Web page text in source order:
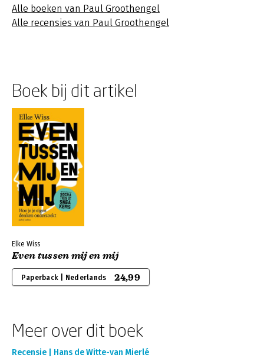
Alle boeken van Paul Groothengel
Alle recensies van Paul Groothengel
Boek bij dit artikel
Elke Wiss
Even tussen mij en mij
Paperback | Nederlands 24,99
Meer over dit boek
Recensie | Hans de Witte-van Mierlé